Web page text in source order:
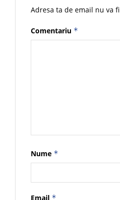
Adresa ta de email nu va
Comentariu *
Nume *
Email *